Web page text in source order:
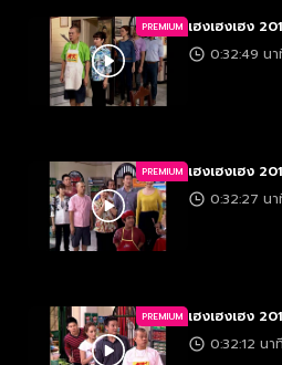
PREMIUM เฮงเฮงเฮง
0:32:49 นา
PREMIUM เฮงเฮงเฮง
0:32:27 นา
PREMIUM เฮงเฮงเฮง
0:32:12 นาที